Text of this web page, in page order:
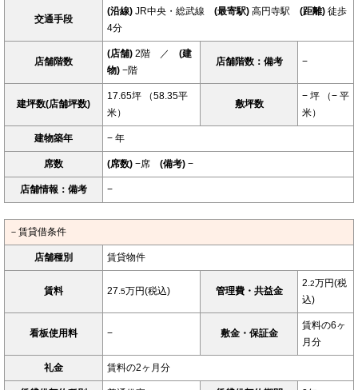
交通手段
(沿線) JR中央・総武線 (最寄駅) 高円寺駅 (距離) 徒歩
4分
店舗階数
(店舗) 2階 ／ (建
物) −階
店舗階数：備考 −
建坪数(店舗坪数)
17.65坪 （58.35平
米）
敷坪数
− 坪 （− 平
米）
建物築年 − 年
席数 (席数) −席 (備考) −
店舗情報：備考 −
－賃貸借条件
店舗種別 賃貸物件
賃料 27. 5万円(税込) 管理費・共益金
2. 2万円(税
込)
看板使用料 − 敷金・保証金
賃料の6ヶ
月分
礼金 賃料の2ヶ月分